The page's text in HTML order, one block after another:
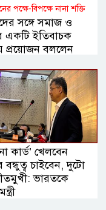
পক্ষে-বিপক্ষে নানা শক্তি
সঙ্গে সমাজ ও
একটি ইতিবাচক
প্রয়োজন বললেন
কার্ড’ খেলবেন
চাইবেন, দুটো
ভারতকে